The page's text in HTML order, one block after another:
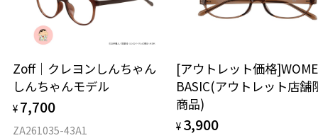
仕上がり寸法
D 仕上がりの横幅：約145mm
※保証期間内に交換が行われた場合、保証期間は初期の期間から
延長されません。
安心2 視力測定無料
視力の変化を早めに発見するために、定期的な視
力測定をおすすめいたします。
＜メガネの度数情報がわからない方へ＞
オンラインストアでフレームのみ購入して、
実店舗で度付きにできます
ご購入時に「レンズ交換券」をお選びいただくと、実店舗で
度数を測定のうえ、度付きレンズ（標準セットレンズ）へ無
Zoff｜クレヨンしんちゃん
しんちゃんモデル
¥ 7,700
ZA261035-43A1
[アウトレット価格
BASIC(アウトレット店舗
商品)
¥ 3,900